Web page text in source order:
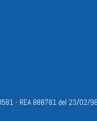
- REA 888781 del 23/